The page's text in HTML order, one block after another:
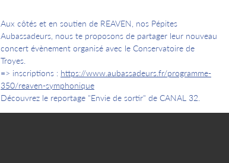
Aux côtés et en soutien de REAVEN, nos Pépites
Aubassadeurs, nous te proposons de partager leur nouveau
concert évènement organisé avec le Conservatoire de
Troyes.
=> inscriptions : https://www.aubassadeurs.fr/programme-
350/reaven-symphonique
Découvrez le reportage "Envie de sortir" de CANAL 32.